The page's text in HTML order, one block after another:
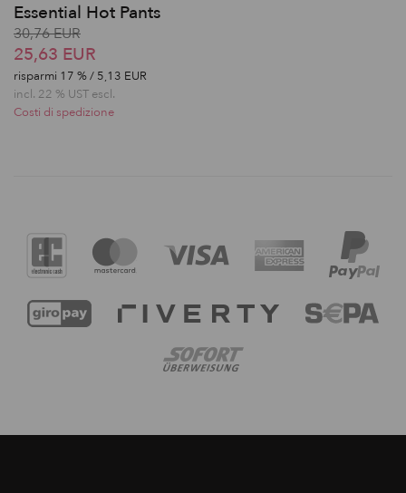
Essential Hot Pants
30,76 EUR
25,63 EUR
risparmi 17 % / 5,13 EUR
incl. 22 % UST escl.
Costi di spedizione